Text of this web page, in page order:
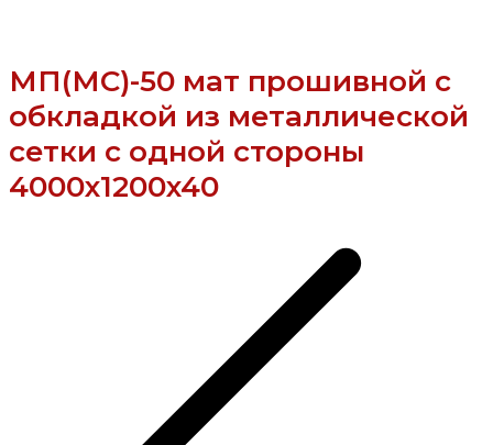
МП(МС)-50 мат прошивной с
обкладкой из металлической
сетки с одной стороны
4000x1200x40